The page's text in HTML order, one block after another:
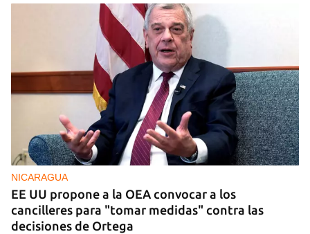
NICARAGUA
EE UU propone a la OEA convocar a los
cancilleres para "tomar medidas" contra las
decisiones de Ortega